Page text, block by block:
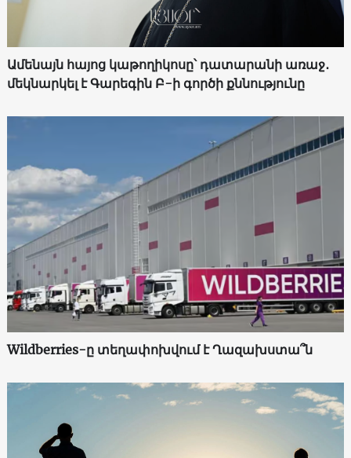
Ամենայն հայոց կաթողիկոսը՝ դատարանի առաջ․
մեկնարկել է Գարեգին Բ-ի գործի քննությունը
Wildberries-ը տեղափոխվում է Ղազախստա՞ն